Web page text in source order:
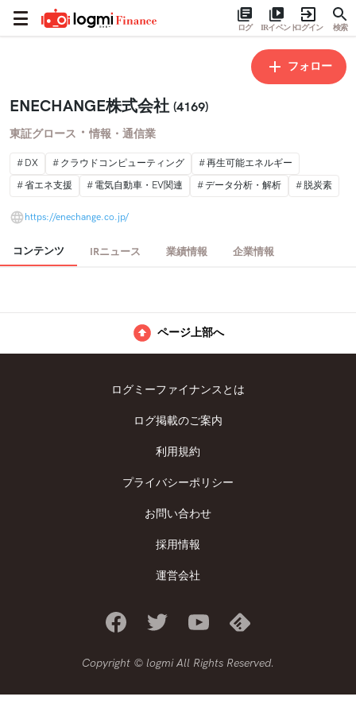
ログ IRイベントログイン 検索
フォロー
ENECHANGE株式会社 (4169)
東証グロース ・ 情報・通信業
DX クラウドコンピューティング
再生可能エネルギー
省エネ支援
電気自動車・EV関連 データ分析・解析 脱炭素
https://enechange.co.jp/
コンテンツ IRニュース 業績情報 企業情報
ページ上部へ
ログミーファイナンスとは
ログ掲載のご案内
利用規約
プライバシーポリシー
お問い合わせ
採用情報
運営会社
Copyright © logmi All Rights Reserved.